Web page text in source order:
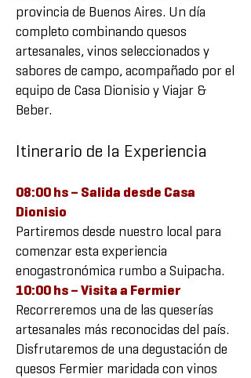
provincia de Buenos Aires. Un día
completo combinando quesos
artesanales, vinos seleccionados y
sabores de campo, acompañado por el
equipo de Casa Dionisio y Viajar &
Beber.
Itinerario de la Experiencia
08:00 hs – Salida desde Casa
Dionisio
Partiremos desde nuestro local para
comenzar esta experiencia
enogastronómica rumbo a Suipacha.
10:00 hs – Visita a Fermier
Recorreremos una de las queserías
artesanales más reconocidas del país.
Disfrutaremos de una degustación de
quesos Fermier maridada con vinos